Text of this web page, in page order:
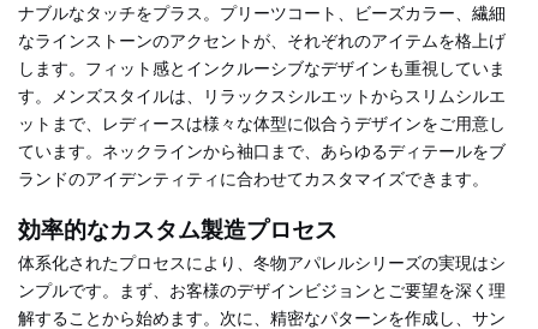
ナブルなタッチをプラス。プリーツコート、ビーズカラー、繊細
なラインストーンのアクセントが、それぞれのアイテムを格上げ
します。フィット感とインクルーシブなデザインも重視していま
す。メンズスタイルは、リラックスシルエットからスリムシルエ
ットまで、レディースは様々な体型に似合うデザインをご用意し
ています。ネックラインから袖口まで、あらゆるディテールをブ
ランドのアイデンティティに合わせてカスタマイズできます。
効率的なカスタム製造プロセス
体系化されたプロセスにより、冬物アパレルシリーズの実現はシ
ンプルです。まず、お客様のデザインビジョンとご要望を深く理
解することから始めます。次に、精密なパターンを作成し、サン